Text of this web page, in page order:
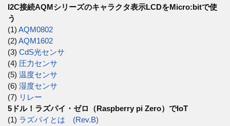
I2C接続AQMシリーズのキャラクタ表示LCDをMicro:bitで使
う
(1) AQM0802
(2) AQM1602
(3) CdS光センサ
(4) 圧力センサ
(5) 温度センサ
(6) 湿度センサ
(7) リレー
5ドル！ラズパイ・ゼロ（Raspberry pi Zero）でIoT
(1) ラズパイとは (Rev.B)